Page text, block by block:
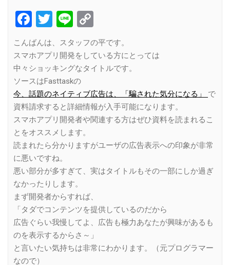
Facebook
Twitter
Line
Link
こんばんは、スタッフの平です。
スマホアプリ開発をしている方にとっては
中々ショッキングなタイトルです。
ソースはFasttaskの
今、話題のネイティブ広告は、「騙された気分になる」 で
資料請求すると詳細情報が入手可能になります。
スマホアプリ開発者や関連する方はぜひ資料を読まれるこ
とをオススメします。
読まれたら分かりますがユーザの広告表示への印象が非常
に悪いですね。
悪い部分が多すぎて、実はタイトルもその一部にしか過ぎ
なかったりします。
まず開発者からすれば、
「タダでコンテンツを提供しているのだから
広告ぐらい我慢してよ、広告も極力あなたが興味があるも
のを表示するからさ～」
と言いたい気持ちは非常にわかります。（元プログラマー
なので）